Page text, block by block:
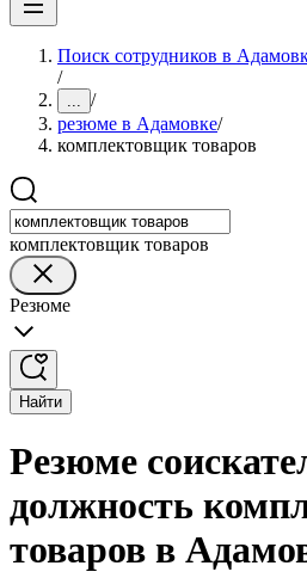
Поиск сотрудников в
/
... /
резюме в Адамовке/
комплектовщик товаров
комплектовщик товаров
Резюме
Найти
Резюме
должность
товаров в